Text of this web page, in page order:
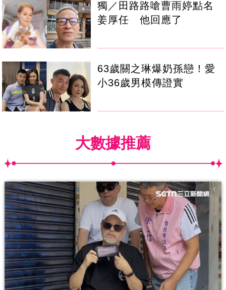
獨／田路路嗆曹雨婷點名
姜厚任 他回應了
63歲關之琳爆奶孫戀！愛
小36歲男模傳證實
大數據推薦